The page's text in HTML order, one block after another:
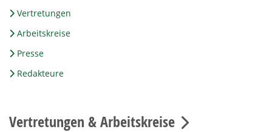
Vertretungen
Arbeitskreise
Presse
Redakteure
Vertretungen & Arbeitskreise